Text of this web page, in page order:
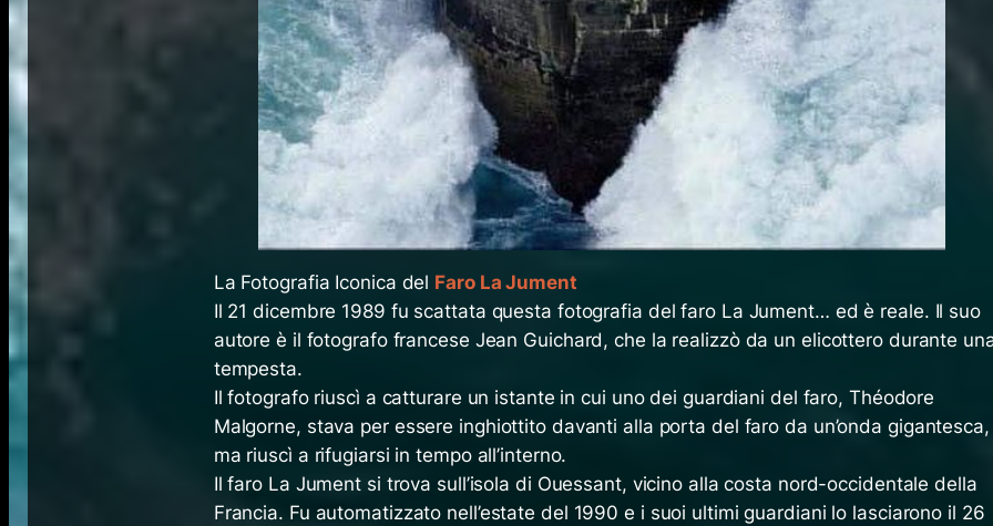
La Fotografia Iconica del Faro La Jument
Il 21 dicembre 1989 fu scattata questa fotografia del faro La Jument… ed è reale. Il suo
autore è il fotografo francese Jean Guichard, che la realizzò da un elicottero durante
tempesta.
Il fotografo riuscì a catturare un istante in cui uno dei guardiani del faro, Théodore
Malgorne, stava per essere inghiottito davanti alla porta del faro da un’onda gigantesca,
ma riuscì a rifugiarsi in tempo all’interno.
Il faro La Jument si trova sull’isola di Ouessant, vicino alla costa nord-occidentale della
Francia. Fu automatizzato nell’estate del 1990 e i suoi ultimi guardiani lo lasciarono il 26